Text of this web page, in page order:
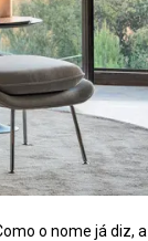
o nome já diz,